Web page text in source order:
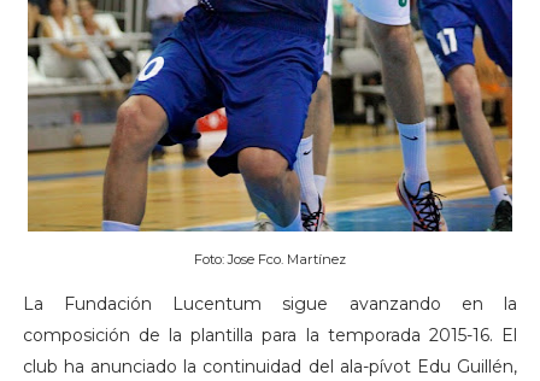
Foto: Jose Fco. Martínez
La Fundación Lucentum sigue avanzando en la
composición de la plantilla para la temporada 2015-16. El
club ha anunciado la continuidad del ala-pívot Edu Guillén,